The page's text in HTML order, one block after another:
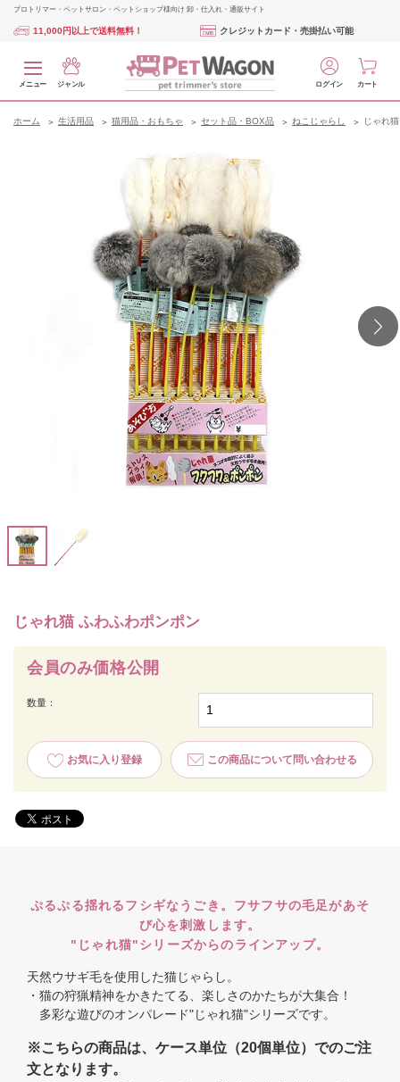
プロトリマー・ペットサロン・ペットショップ様向け 卸・仕入れ・通販サイト
11,000円以上で送料無料！ クレジットカード・売掛払い可能
メニュー ジャンル ログイン カート
ホーム 生活用品 猫用品・おもちゃ セット品・BOX品 ねこじゃらし じゃれ
じゃれ猫 ふわふわポンポン
会員のみ価格公開
数量：
お気に入り登録 この商品について問い合わせる
ぷるぷる揺れるフシギなうごき。フサフサの毛足があそ
び心を刺激します。
"じゃれ猫"シリーズからのラインアップ。
天然ウサギ毛を使用した猫じゃらし。
・猫の狩猟精神をかきたてる、楽しさのかたちが大集合！
多彩な遊びのオンパレード"じゃれ猫"シリーズです。
※こちらの商品は、ケース単位（20個単位）でのご注
文となります。